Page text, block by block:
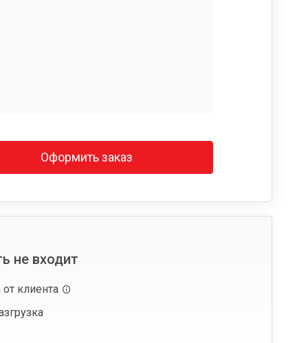
Оформить заказ
не входит
от клиента